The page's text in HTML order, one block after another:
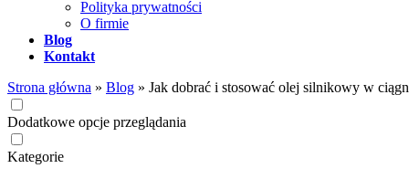
Polityka prywatności
O firmie
Blog
Kontakt
Strona główna » Blog » Jak dobrać i stosować olej silnikowy w
Dodatkowe opcje przeglądania
Kategorie